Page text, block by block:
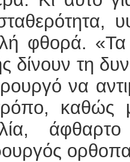
σταθερότητα,
φθορά.
δίνουν τη
να
καθώς